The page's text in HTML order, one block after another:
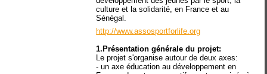
culture et la solidarité, en France et au
Sénégal.
http://www.assosportforlife.org
1.Présentation générale du projet:
Le projet s'organise autour de deux axes:
- un axe éducation au développement en